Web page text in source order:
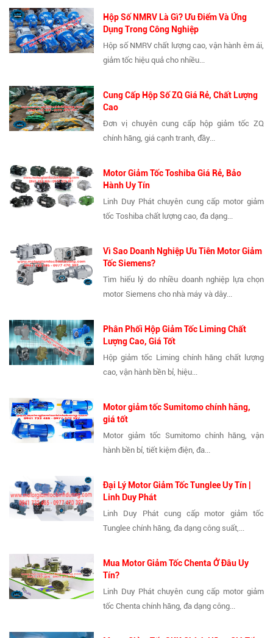
Hộp Số NMRV Là Gì? Ưu Điểm Và Ứng
Dụng Trong Công Nghiệp
Hộp số NMRV chất lượng cao, vận hành êm ái,
giảm tốc hiệu quả cho nhiều...
Cung Cấp Hộp Số ZQ Giá Rẻ, Chất Lượng
Cao
Đơn vị chuyên cung cấp hộp giảm tốc ZQ
chính hãng, giá cạnh tranh, đầy...
Motor Giảm Tốc Toshiba Giá Rẻ, Bảo
Hành Uy Tín
Linh Duy Phát chuyên cung cấp motor giảm
tốc Toshiba chất lượng cao, đa dạng...
Vì Sao Doanh Nghiệp Ưu Tiên Motor Giảm
Tốc Siemens?
Tìm hiểu lý do nhiều doanh nghiệp lựa chọn
motor Siemens cho nhà máy và dây...
Phân Phối Hộp Giảm Tốc Liming Chất
Lượng Cao, Giá Tốt
Hộp giảm tốc Liming chính hãng chất lượng
cao, vận hành bền bỉ, hiệu...
Motor giảm tốc Sumitomo chính hãng,
giá tốt
Motor giảm tốc Sumitomo chính hãng, vận
hành bền bỉ, tiết kiệm điện, đa...
Đại Lý Motor Giảm Tốc Tunglee Uy Tín |
Linh Duy Phát
Linh Duy Phát cung cấp motor giảm tốc
Tunglee chính hãng, đa dạng công suất,...
Mua Motor Giảm Tốc Chenta Ở Đâu Uy
Tín?
Linh Duy Phát chuyên cung cấp motor giảm
tốc Chenta chính hãng, đa dạng công...